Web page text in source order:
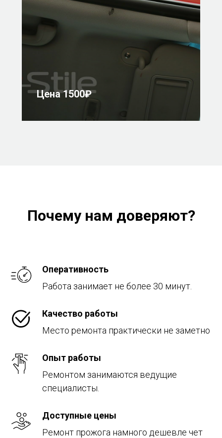
Цена 1500₽
Почему нам доверяют?
Оперативность
Работа занимает не более 30 минут.
Качество работы
Место ремонта практически не заметно
Опыт работы
Ремонтом занимаются ведущие
специалисты.
Доступные цены
Ремонт прожога намного дешевле чет